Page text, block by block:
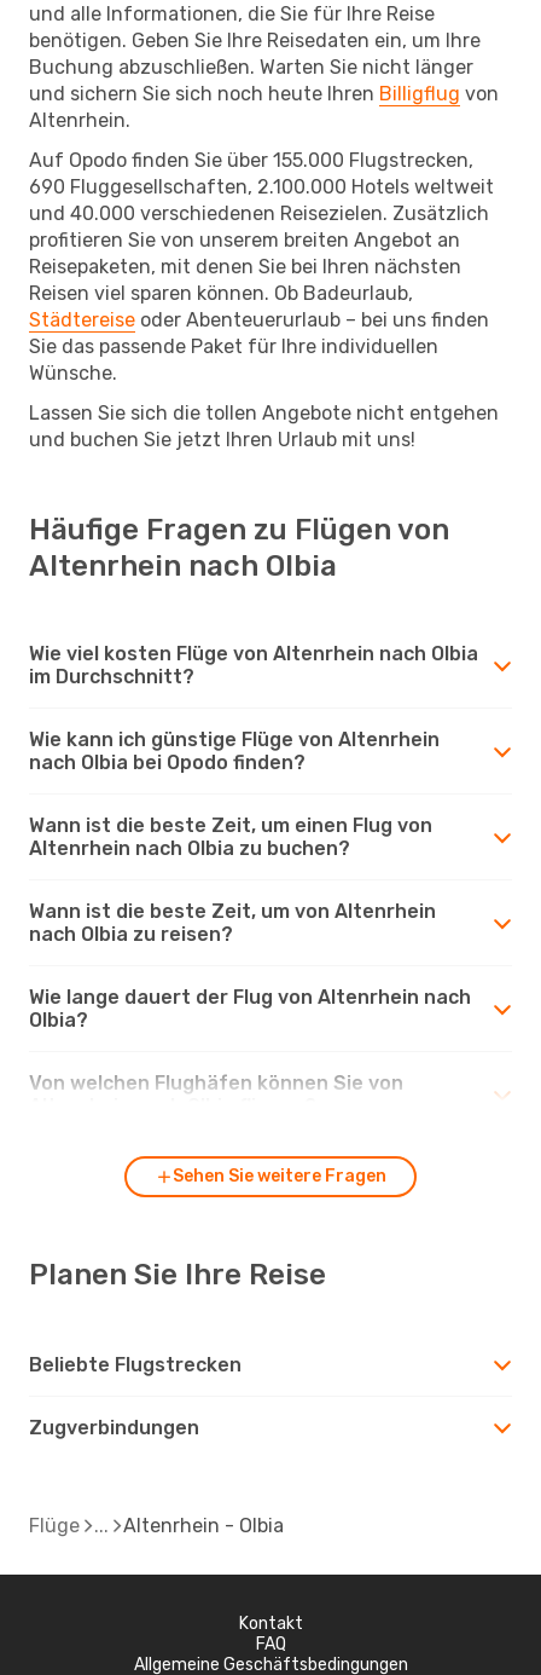
und alle Informationen, die Sie für Ihre Reise
benötigen. Geben Sie Ihre Reisedaten ein, um Ihre
Buchung abzuschließen. Warten Sie nicht länger
und sichern Sie sich noch heute Ihren Billigflug von
Altenrhein.
Auf Opodo finden Sie über 155.000 Flugstrecken,
690 Fluggesellschaften, 2.100.000 Hotels weltweit
und 40.000 verschiedenen Reisezielen. Zusätzlich
profitieren Sie von unserem breiten Angebot an
Reisepaketen, mit denen Sie bei Ihren nächsten
Reisen viel sparen können. Ob Badeurlaub,
Städtereise oder Abenteuerurlaub – bei uns finden
Sie das passende Paket für Ihre individuellen
Wünsche.
Lassen Sie sich die tollen Angebote nicht entgehen
und buchen Sie jetzt Ihren Urlaub mit uns!
Häufige Fragen zu Flügen von
Altenrhein nach Olbia
Wie viel kosten Flüge von Altenrhein nach Olbia
im Durchschnitt?
Wie kann ich günstige Flüge von Altenrhein
nach Olbia bei Opodo finden?
Wann ist die beste Zeit, um einen Flug von
Altenrhein nach Olbia zu buchen?
Wann ist die beste Zeit, um von Altenrhein
nach Olbia zu reisen?
Wie lange dauert der Flug von Altenrhein nach
Olbia?
Von welchen Flughäfen können Sie von
Sehen Sie weitere Fragen
Planen Sie Ihre Reise
Beliebte Flugstrecken
Zugverbindungen
Flüge Altenrhein - Olbia
Kontakt
FAQ
Allgemeine Geschäftsbedingungen